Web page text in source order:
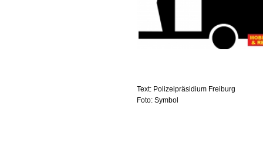
Text: Polizeipräsidium Freiburg
Foto: Symbol